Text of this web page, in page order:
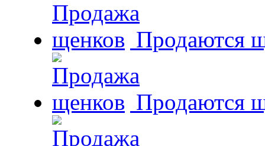
Продаются
Продаются